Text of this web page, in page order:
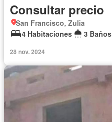
Consultar precio
San Francisco, Zulia
4 Habitaciones
3 Baños
28 nov. 2024